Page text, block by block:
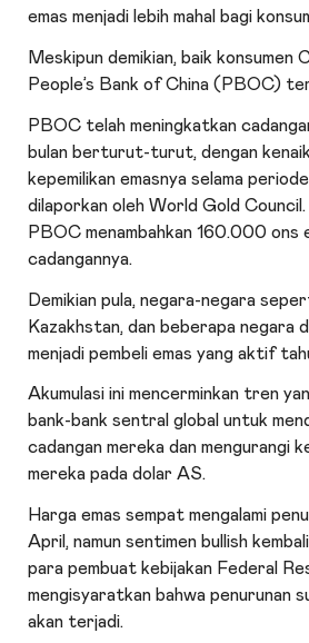
emas menjadi lebih mahal bagi
Meskipun demikian, baik konsumen
People’s Bank of China (PBOC)
PBOC telah meningkatkan
bulan berturut-turut, dengan
kepemilikan emasnya selama
dilaporkan oleh World Gold
PBOC menambahkan 160.000 ons
cadangannya.
Demikian pula, negara-negara
Kazakhstan, dan beberapa negara
menjadi pembeli emas yang aktif
Akumulasi ini mencerminkan tren
bank-bank sentral global untuk
cadangan mereka dan mengurangi
mereka pada dolar AS.
Harga emas sempat mengalami
April, namun sentimen bullish
para pembuat kebijakan Federal
mengisyaratkan bahwa penurunan
akan terjadi.